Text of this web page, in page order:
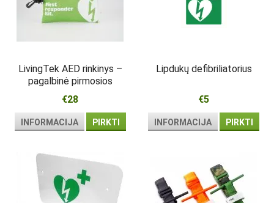
LivingTek AED rinkinys –
pagalbinė pirmosios
pagalbos priemonių
kuprinė šalia
defibriliatoriaus
€28
INFORMACIJA PIRKTI
Lipdukų defibriliatorius
€5
INFORMACIJA PIRKTI